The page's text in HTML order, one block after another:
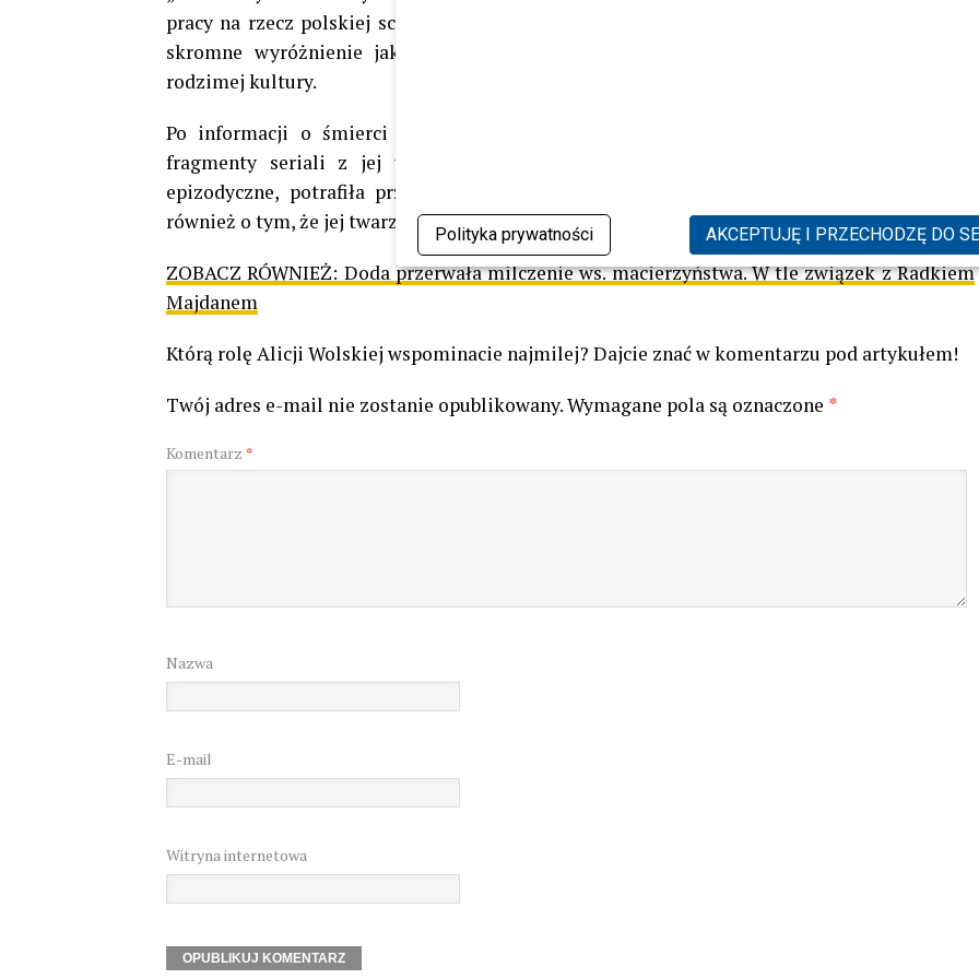
Polityka prywatności AKCEPTUJĘ I PRZECHODZĘ DO
pracy na rzecz polskiej sceny i telewizji. Dla wielu osób było to jednak zdecydowanie zbyt
skromne wyróżnienie jak na skalę jej zawodowego doświadczenia i wkładu w rozwój
rodzimej kultury.
Po informacji o śmierci artystki w sieci zaczęły pojawiać się archiwalne zdjęcia oraz
fragmenty seriali z jej udziałem. Internauci przypominali, że choć często grała role
epizodyczne, potrafiła przyciągnąć uwagę widza nawet krótką sceną. Wiele osób pisało
również o tym, że jej twarz była nieodłącznym elementem telewizji lat 70., 80. i 90.
ZOBACZ RÓWNIEŻ: Doda przerwała milczenie ws. macierzyństwa. W tle związek z Radkiem
Majdanem
Którą rolę Alicji Wolskiej wspominacie najmilej? Dajcie znać w komentarzu pod artykułem!
Twój adres e-mail nie zostanie opublikowany.Wymagane pola są oznaczone *
Komentarz *
Nazwa
E-mail
Witryna internetowa